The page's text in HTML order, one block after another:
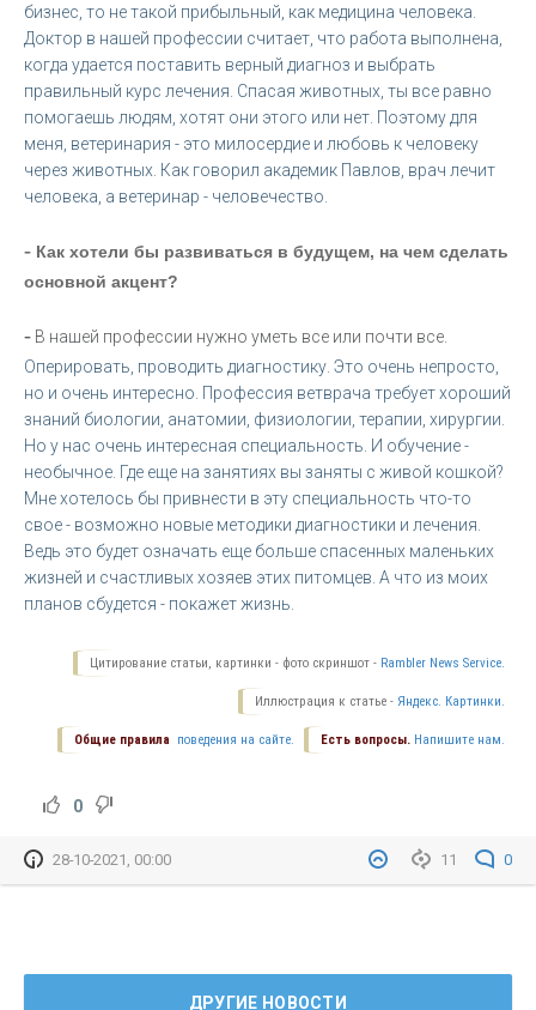
бизнес, то не такой прибыльный, как медицина человека.
Доктор в нашей профессии считает, что работа выполнена,
когда удается поставить верный диагноз и выбрать
правильный курс лечения. Спасая животных, ты все равно
помогаешь людям, хотят они этого или нет. Поэтому для
меня, ветеринария - это милосердие и любовь к человеку
через животных. Как говорил академик Павлов, врач лечит
человека, а ветеринар - человечество.
- Как хотели бы развиваться в будущем, на чем сделать
основной акцент?
- В нашей профессии нужно уметь все или почти все.
Оперировать, проводить диагностику. Это очень непросто,
но и очень интересно. Профессия ветврача требует хороший
знаний биологии, анатомии, физиологии, терапии, хирургии.
Но у нас очень интересная специальность. И обучение -
необычное. Где еще на занятиях вы заняты с живой кошкой?
Мне хотелось бы привнести в эту специальность что-то
свое - возможно новые методики диагностики и лечения.
Ведь это будет означать еще больше спасенных маленьких
жизней и счастливых хозяев этих питомцев. А что из моих
планов сбудется - покажет жизнь.
Цитирование статьи, картинки - фото скриншот - Rambler News Service.
Иллюстрация к статье - Яндекс. Картинки.
Есть вопросы. Напишите нам.
Общие правила поведения на сайте.
0
11 0
28-10-2021, 00:00
ДРУГИЕ НОВОСТИ